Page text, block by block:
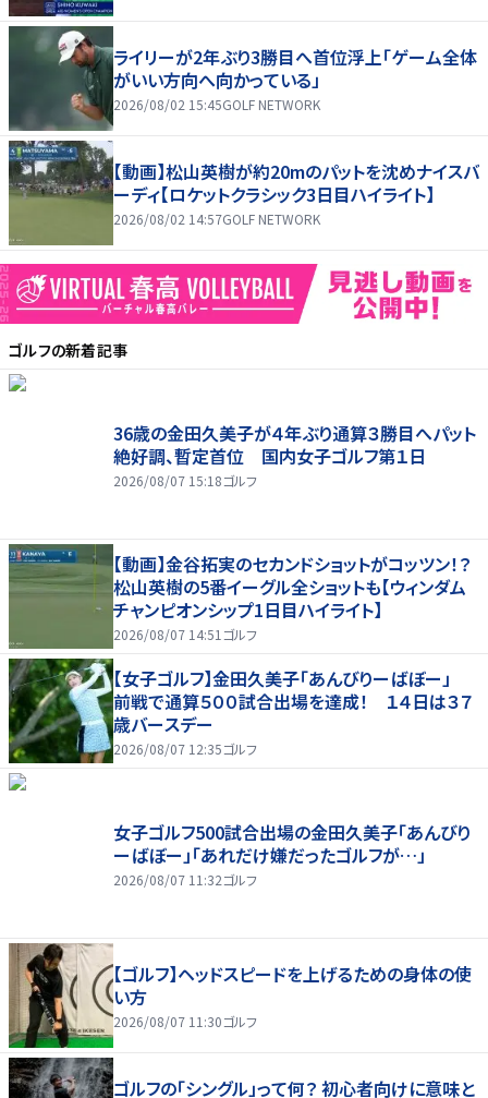
ライリーが2年ぶり3勝目へ首位浮上「ゲーム全体
がいい方向へ向かっている」
2026/08/02 15:45GOLF NETWORK
【動画】松山英樹が約20mのパットを沈めナイスバ
ーディ【ロケットクラシック3日目ハイライト】
2026/08/02 14:57GOLF NETWORK
ゴルフの新着記事
36歳の金田久美子が４年ぶり通算３勝目へパット
絶好調、暫定首位 国内女子ゴルフ第１日
2026/08/07 15:18ゴルフ
【動画】金谷拓実のセカンドショットがコッツン！？
松山英樹の5番イーグル全ショットも【ウィンダム
チャンピオンシップ1日目ハイライト】
2026/08/07 14:51 ゴルフ
【女子ゴルフ】金田久美子「あんびりーばぼー」
前戦で通算５００試合出場を達成！ １４日は３７
歳バースデー
2026/08/07 12:35ゴルフ
女子ゴルフ500試合出場の金田久美子「あんびり
ーばぼー」「あれだけ嫌だったゴルフが…」
2026/08/07 11:32ゴルフ
【ゴルフ】ヘッドスピードを上げるための身体の使
い方
2026/08/07 11:30ゴルフ
ゴルフの「シングル」って何？ 初心者向けに意味と